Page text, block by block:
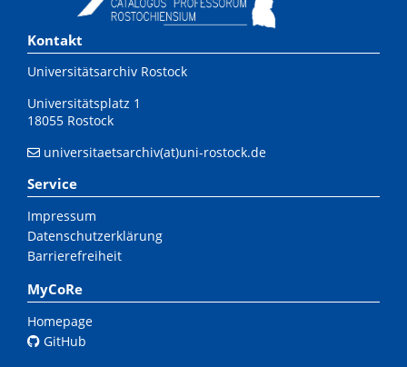
Kontakt
Universitätsarchiv Rostock
Universitätsplatz 1
18055 Rostock
universitaetsarchiv(at)uni-rostock.de
Service
Impressum
Datenschutzerklärung
Barrierefreiheit
MyCoRe
Homepage
GitHub